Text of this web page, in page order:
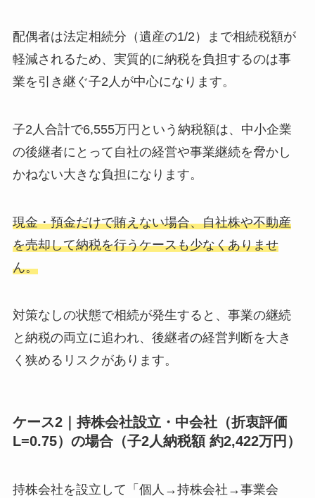
配偶者は法定相続分（遺産の1/2）まで相続税額が
軽減されるため、実質的に納税を負担するのは事
業を引き継ぐ子2人が中心になります。
子2人合計で6,555万円という納税額は、中小企業
の後継者にとって自社の経営や事業継続を脅かし
かねない大きな負担になります。
現金・預金だけで賄えない場合、自社株や不動産
を売却して納税を行うケースも少なくありませ
ん。
対策なしの状態で相続が発生すると、事業の継続
と納税の両立に追われ、後継者の経営判断を大き
く狭めるリスクがあります。
ケース2｜持株会社設立・中会社（折衷評価
L=0.75）の場合（子2人納税額 約2,422万円）
持株会社を設立して「個人→持株会社→事業会